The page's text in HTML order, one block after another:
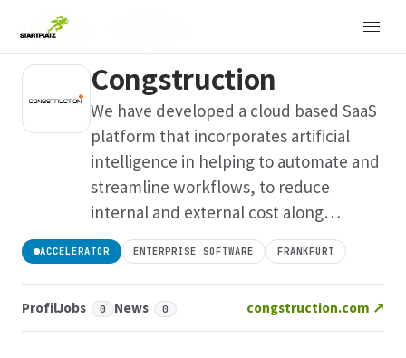
Alle Startups
Congstruction
We have developed a cloud based SaaS
platform that incorporates artificial
intelligence in helping to automate and
streamline workflows, to reduce
internal and external cost along…
ACCELERATOR ENTERPRISE SOFTWARE FRANKFURT
ProfilJobs 0 News 0 congstruction.com ↗